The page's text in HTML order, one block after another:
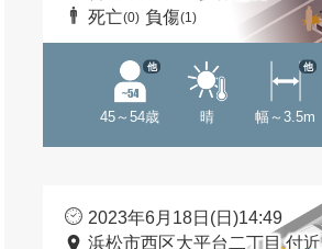
死亡(0) 負傷(1)
45～54歳
他
晴 幅～3.5m
他
2023年6月18日(日)14:49
浜松市西区大平台二丁目 付近